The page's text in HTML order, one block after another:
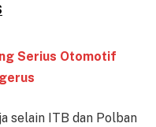
Serius Otomotif
selain ITB dan Polban